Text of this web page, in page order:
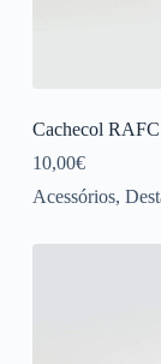
Cachecol
10,00€
Acessórios,